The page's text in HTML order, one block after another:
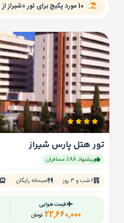
تور هتل پارس شیراز
پیشنهاد 88٪ مسافران
۲ شب و ۳ روز صبحانه رایگان
قیمت هوایی
تومان 22,660,000